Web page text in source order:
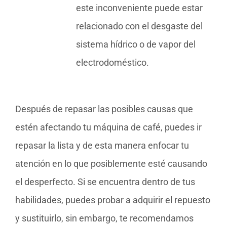
este inconveniente puede estar
relacionado con el desgaste del
sistema hídrico o de vapor del
electrodoméstico.
Después de repasar las posibles causas que
estén afectando tu máquina de café, puedes ir
repasar la lista y de esta manera enfocar tu
atención en lo que posiblemente esté causando
el desperfecto. Si se encuentra dentro de tus
habilidades, puedes probar a adquirir el repuesto
y sustituirlo, sin embargo, te recomendamos